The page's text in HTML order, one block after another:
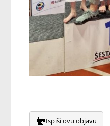
Ispiši ovu objavu